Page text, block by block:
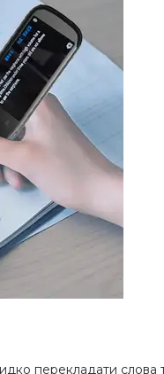
перекладати слова